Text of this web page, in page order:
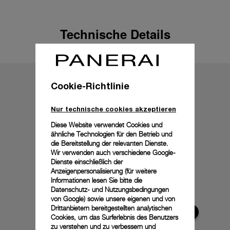
Technische Details
Cookie-Richtlinie
Nur technische cookies akzeptieren
Diese Website verwendet Cookies und
ähnliche Technologien für den Betrieb und
die Bereitstellung der relevanten Dienste.
Wir verwenden auch verschiedene Google-
Dienste einschließlich der
Anzeigenpersonalisierung (für weitere
Informationen lesen Sie bitte die
Datenschutz- und Nutzungsbedingungen
von Google) sowie unsere eigenen und von
Drittanbietern bereitgestellten analytischen
Cookies, um das Surferlebnis des Benutzers
zu verstehen und zu verbessern und